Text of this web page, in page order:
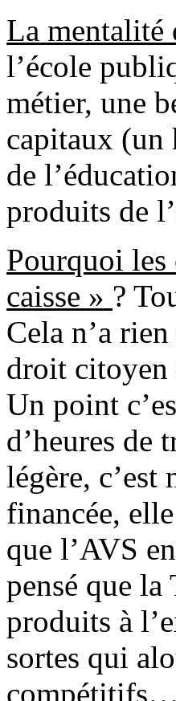
La mentalité
l’école
métier, une
capitaux
de
produits de
Pourquoi les
caisse » ?
Cela n’a
droit citoyen
Un point
d’heures de
légère, c’est
financée,
que l’AVS
pensé que la
produits à
sortes qui